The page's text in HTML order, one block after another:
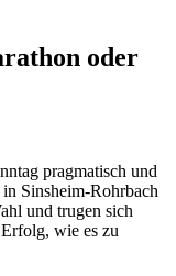
oder
pragmatisch und
Sinsheim-Rohrbach
und trugen sich
wie es zu